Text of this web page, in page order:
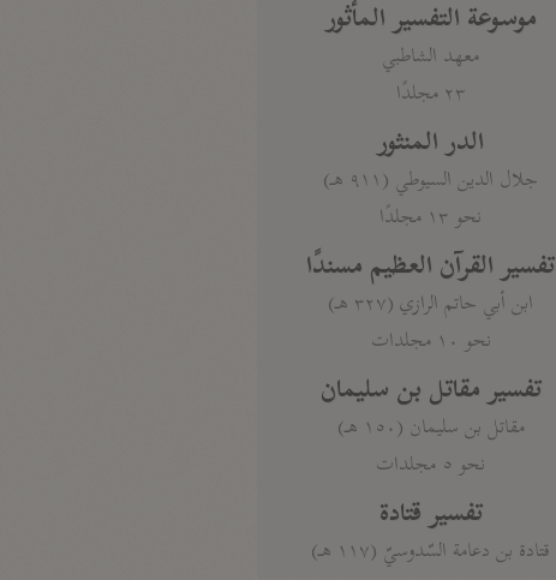
موسوعة التفسير المأثور
معهد الشاطبي
٢٣ مجلدًا
الدر المنثور
جلال الدين السيوطي (٩١١ هـ)
نحو ١٣ مجلدًا
تفسير القرآن العظيم مسندًا
ابن أبي حاتم الرازي (٣٢٧ هـ)
نحو ١٠ مجلدات
تفسير مقاتل بن سليمان
مقاتل بن سليمان (١٥٠ هـ)
نحو ٥ مجلدات
تفسير قتادة
قتادة بن دعامة السّدوسيّ (١١٧ هـ)